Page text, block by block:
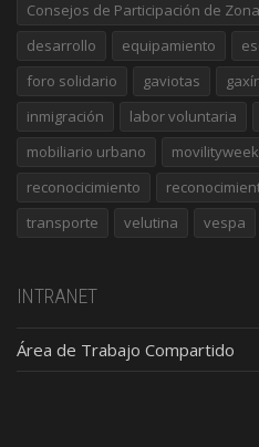
Consejos de Participación de Zona
desarrollo
equipamiento
foro solidario
gaviotas
inmigración
labor voluntaria
mobiliario urbano
movilityweek
reconocicimiento
transporte
velutina vespa
INTRANET
Área de Trabajo Compartido